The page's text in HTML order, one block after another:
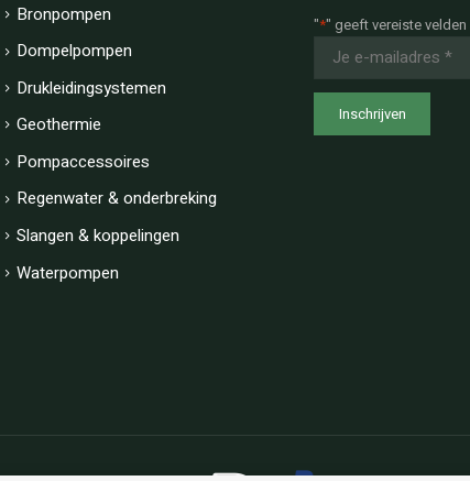
Bronpompen
Dompelpompen
Drukleidingsystemen
Geothermie
Pompaccessoires
Regenwater & onderbreking
Slangen & koppelingen
Waterpompen
"*" geeft vereiste velden
mailadres
*